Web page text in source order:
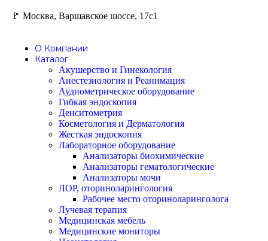
🚩 Москва, Варшавское шоссе, 17с1
О Компании
Каталог
Акушерство и Гинекология
Анестезиология и Реанимация
Аудиометрическое оборудование
Гибкая эндоскопия
Денситометрия
Косметология и Дерматология
Жесткая эндоскопия
Лабораторное оборудование
Анализаторы биохимические
Анализаторы гематологические
Анализаторы мочи
ЛОР, оториноларингология
Рабочее место оториноларинголога
Лучевая терапия
Медицинская мебель
Медицинские мониторы